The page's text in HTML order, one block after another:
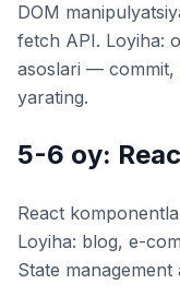
DOM
fetch API. Loyiha:
asoslari —
yarating.
5-6 oy:
React
Loyiha: blog, e-
State